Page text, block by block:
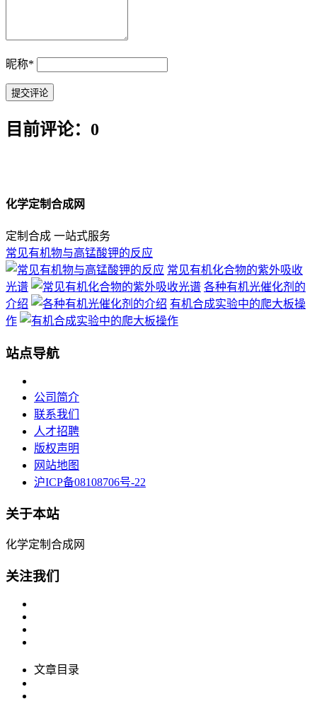
昵称*
目前评论：0
化学定制合成网
定制合成 一站式服务
常见有机物与高锰酸钾的反应
常见有机化合物的紫外吸收
光谱
各种有机光催化剂的
介绍
有机合成实验中的爬大板操
作
站点导航
公司简介
联系我们
人才招聘
版权声明
网站地图
沪ICP备08108706号-22
关于本站
化学定制合成网
关注我们
文章目录